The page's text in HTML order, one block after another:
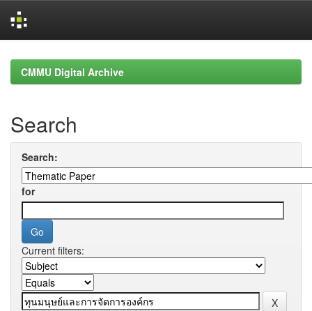
navigationCMMU Digital Archive
Search
Search:
for
Current filters: